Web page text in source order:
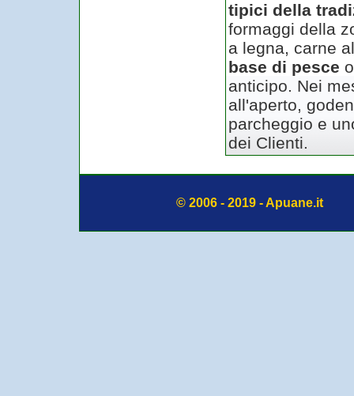
tipici della
formaggi della
a legna, carne
base di pesce
anticipo. Nei
all'aperto,
parcheggio e
dei Clienti.
© 2006 - 2019 - Apuane.it